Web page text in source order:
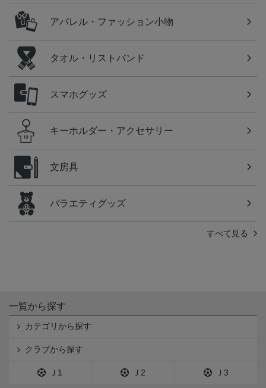
アパレル・ファッション小物
タオル・リストバンド
スマホグッズ
キーホルダー・アクセサリー
文房具
バラエティグッズ
すべて見る
一覧から探す
カテゴリから探す
クラブから探す
Ｊ1 Ｊ2 Ｊ3